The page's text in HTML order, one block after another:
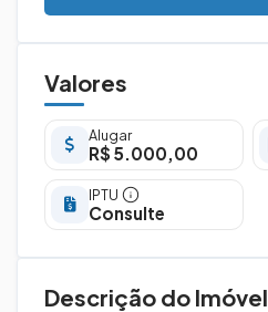
Valores
Alugar
R$ 5.000,00
IPTU
Consulte
Descrição do Imóvel